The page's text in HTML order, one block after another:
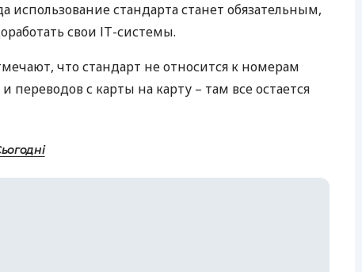
использование стандарта станет обязательным,
свои ІТ-системы.
что стандарт не относится к номерам
переводов с карты на карту – там все остается